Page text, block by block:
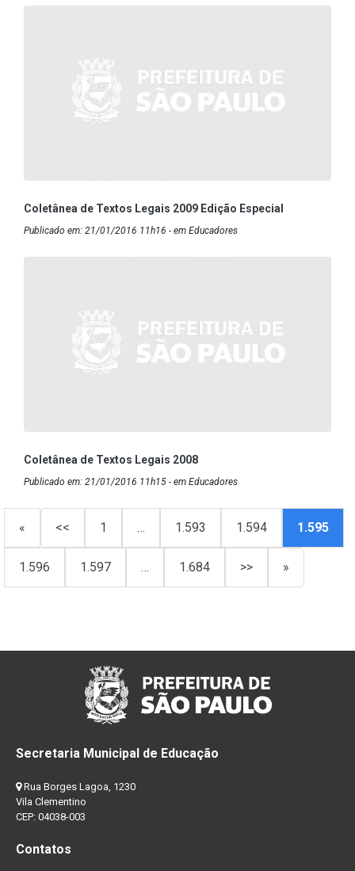
Coletânea de Textos Legais 2009 Edição Especial
Publicado em: 21/01/2016 11h16 - em Educadores
Coletânea de Textos Legais 2008
Publicado em: 21/01/2016 11h15 - em Educadores
« << 1 … 1.593 1.594 1.595
1.596 1.597 … 1.684 >> »
Secretaria Municipal de Educação
Rua Borges Lagoa, 1230
Vila Clementino
CEP: 04038-003
Contatos